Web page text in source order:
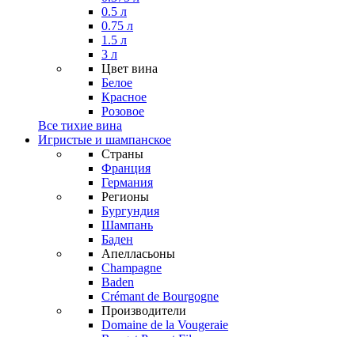
0.5 л
0.75 л
1.5 л
3 л
Цвет вина
Белое
Красное
Розовое
Все тихие вина
Игристые и шампанское
Страны
Франция
Германия
Регионы
Бургундия
Шампань
Баден
Апелласьоны
Champagne
Baden
Crémant de Bourgogne
Производители
Domaine de la Vougeraie